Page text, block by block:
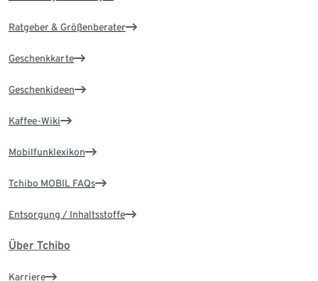
Ratgeber & Größenberater
Geschenkkarte
Geschenkideen
Kaffee-Wiki
Mobilfunklexikon
Tchibo MOBIL FAQs
Entsorgung / Inhaltsstoffe
Über Tchibo
Karriere